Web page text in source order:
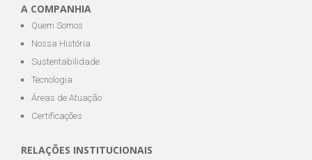
A COMPANHIA
Quem Somos
Nossa História
Sustentabilidade
Tecnologia
Áreas de Atuação
Certificações
RELAÇÕES INSTITUCIONAIS